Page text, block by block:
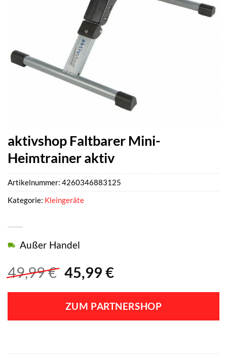
aktivshop Faltbarer Mini-
Heimtrainer aktiv
49,99€ Ursprünglicher
war:
49,99 €
45,99 €Aktueller
ist:
45,99 €.
Außer Handel
ZUM PARTNERSHOP
Artikelnummer: 4260346883125
Kategorie: Kleingeräte